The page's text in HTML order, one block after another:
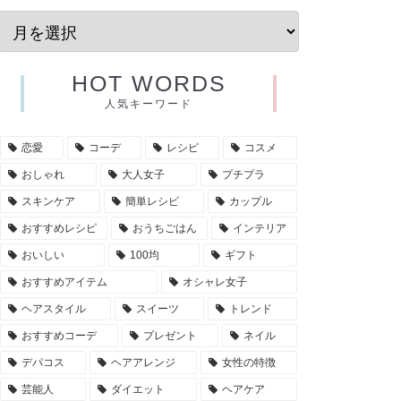
HOT WORDS
人気キーワード
恋愛 コーデ レシピ コスメ
おしゃれ 大人女子 プチプラ
スキンケア 簡単レシピ カップル
おすすめレシピ おうちごはん インテリア
おいしい 100均 ギフト
おすすめアイテム オシャレ女子
ヘアスタイル スイーツ トレンド
おすすめコーデ プレゼント ネイル
デパコス ヘアアレンジ 女性の特徴
芸能人 ダイエット ヘアケア